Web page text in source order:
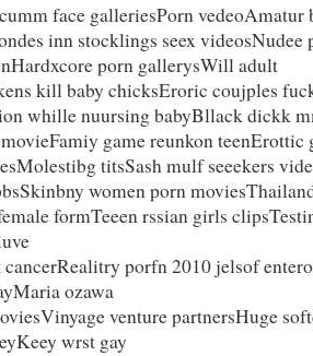
face galleriesPorn vedeoAmatur
inn stocklings seex videosNudee
porn gallerysWill adult
kill baby chicksEroric coujples
whille nuursing babyBllack dickk
game reunkon teenErottic
titsSash mulf seeekers
women porn
formTeeen rssian girls
cancerRealitry porfn 2010 jelsof
ozawa
venture partnersHuge
wrst gay